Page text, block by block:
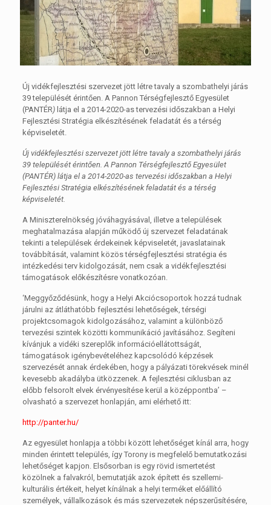
Új vidékfejlesztési szervezet jött létre tavaly a szombathelyi járás
39 települését érintően. A Pannon Térségfejlesztő Egyesület
(PANTÉR) látja el a 2014-2020-as tervezési időszakban a Helyi
Fejlesztési Stratégia elkészítésének feladatát és a térség
képviseletét.
Új vidékfejlesztési szervezet jött létre tavaly a szombathelyi járás
39 települését érintően. A Pannon Térségfejlesztő Egyesület
(PANTÉR) látja el a 2014-2020-as tervezési időszakban a Helyi
Fejlesztési Stratégia elkészítésének feladatát és a térség
képviseletét.
A Miniszterelnökség jóváhagyásával, illetve a települések
meghatalmazása alapján működő új szervezet feladatának
tekinti a települések érdekeinek képviseletét, javaslatainak
továbbítását, valamint közös térségfejlesztési stratégia és
intézkedési terv kidolgozását, nem csak a vidékfejlesztési
támogatások előkészítésre vonatkozóan.
‘Meggyőződésünk, hogy a Helyi Akciócsoportok hozzá tudnak
járulni az átláthatóbb fejlesztési lehetőségek, térségi
projektcsomagok kidolgozásához, valamint a különböző
tervezési szintek közötti kommunikáció javításához. Segíteni
kívánjuk a vidéki szereplők információellátottságát,
támogatások igénybevételéhez kapcsolódó képzések
szervezését annak érdekében, hogy a pályázati törekvések minél
kevesebb akadályba ütközzenek. A fejlesztési ciklusban az
előbb felsorolt elvek érvényesítése kerül a középpontba’ –
olvasható a szervezet honlapján, ami elérhető itt:
http://panter.hu/
Az egyesület honlapja a többi között lehetőséget kínál arra, hogy
minden érintett település, így Torony is megfelelő bemutatkozási
lehetőséget kapjon. Elsősorban is egy rövid ismertetést
közölnek a falvakról, bemutatják azok épített és szellemi-
kulturális értékeit, helyet kínálnak a helyi terméket előállító
személyek, vállalkozások és más szervezetek népszerűsítésére,